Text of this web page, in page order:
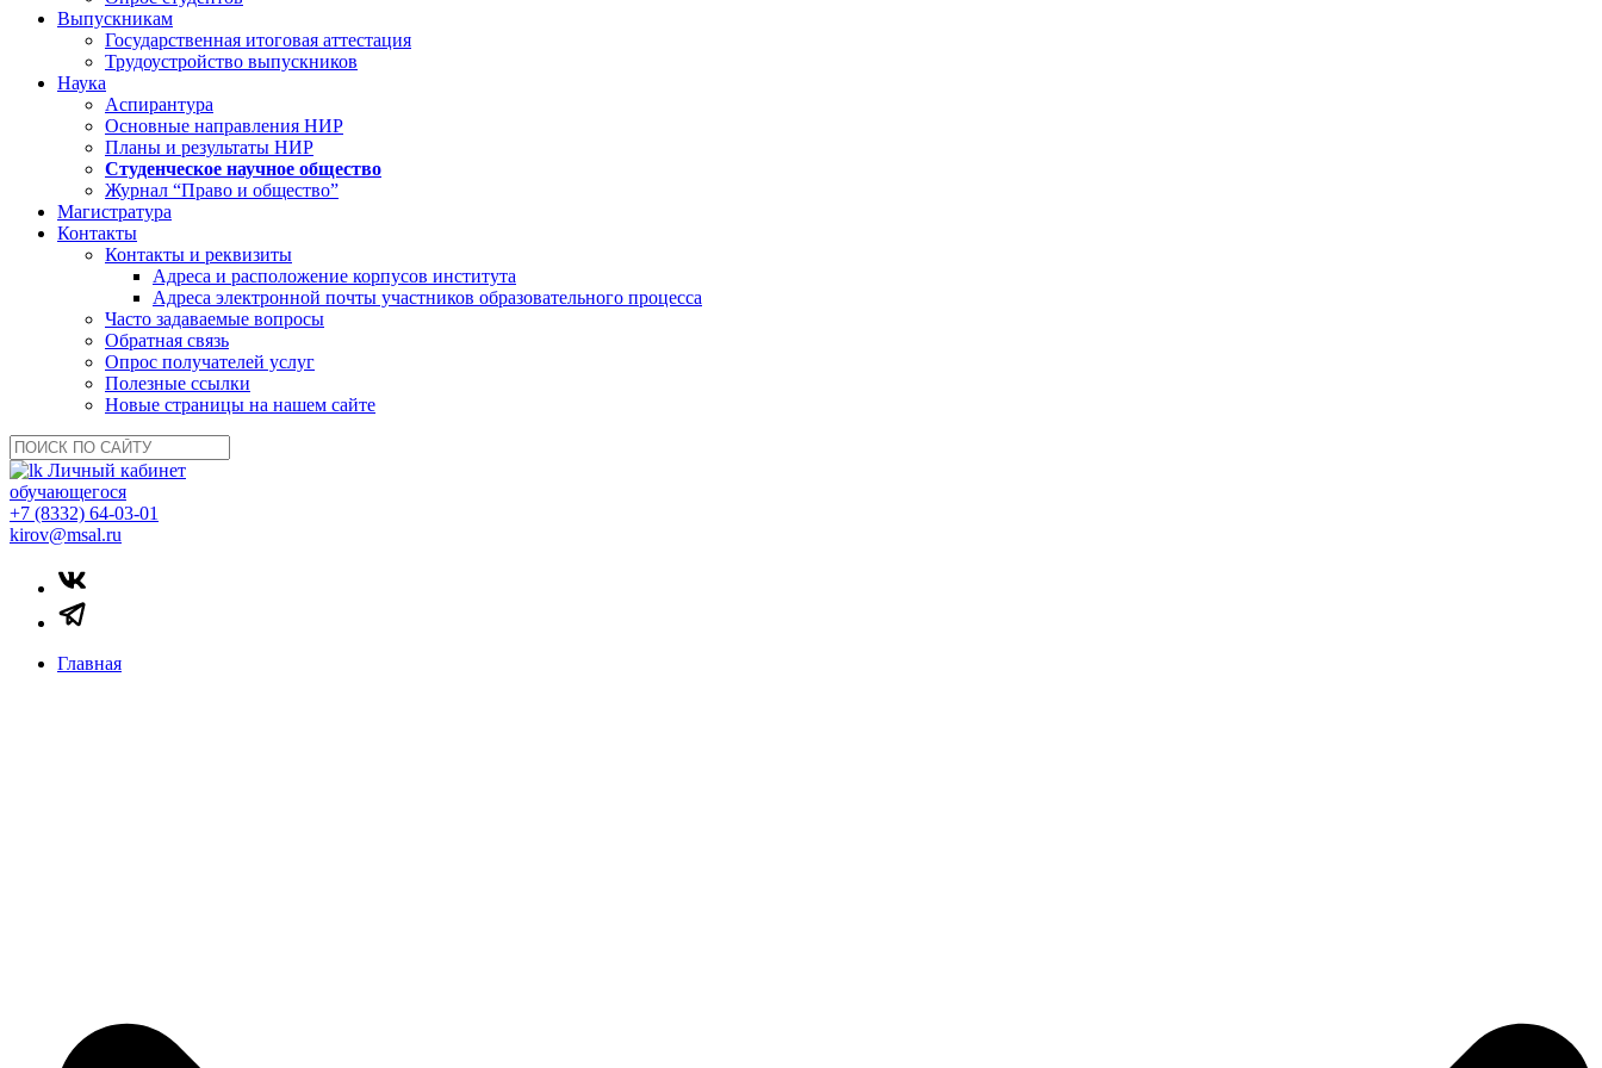
Выпускникам
Государственная итоговая аттестация
Трудоустройство выпускников
Наука
Аспирантура
Основные направления НИР
Планы и результаты НИР
Студенческое научное общество
Журнал “Право и общество”
Магистратура
Контакты
Контакты и реквизиты
Адреса и расположение корпусов института
Адреса электронной почты участников образовательного процесса
Часто задаваемые вопросы
Обратная связь
Опрос получателей услуг
Полезные ссылки
Новые страницы на нашем сайте
Личный кабинет
обучающегося
+7 (8332) 64-03-01
kirov@msal.ru
Главная